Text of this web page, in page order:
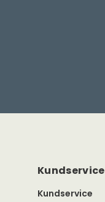
Kundservice
Kundservice